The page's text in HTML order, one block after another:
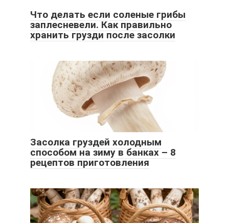
Что делать если соленые грибы
заплесневели. Как правильно
хранить грузди после засолки
Засолка груздей холодным
способом на зиму в банках – 8
рецептов приготовления